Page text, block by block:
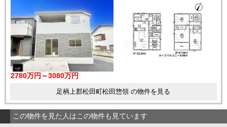
2780万円～3080万円
足柄上郡松田町松田惣領 の物件を見る
この物件を見た人はこの物件も見ています